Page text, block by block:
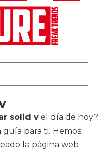
solid v el día de hoy?
guía para ti. Hemos
la página web